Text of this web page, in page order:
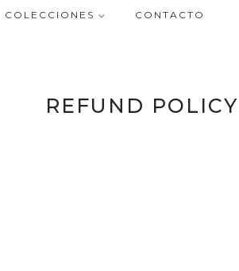
COLECCIONES CONTACTO
REFUND POLICY